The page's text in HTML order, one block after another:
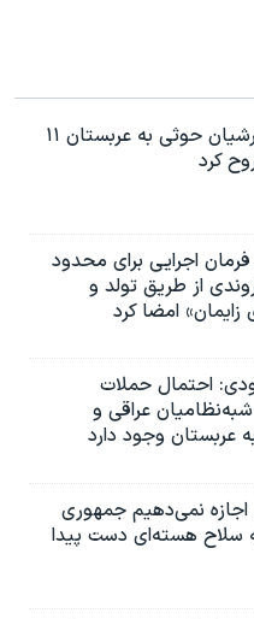
حمله شورشیان حوثی به عربستان ۱۱
کرد
اجرایی برای محدود
از طریق تولد و
امضا کرد
احتمال حملات
عراقی و
عربستان وجود دارد
اجازه نمی‌دهیم جمهوری
سلاح هسته‌ای دست پیدا